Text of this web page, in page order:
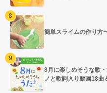
簡単スライムの作り方
8月に楽しめそうな歌
ノと歌詞入り動画18曲